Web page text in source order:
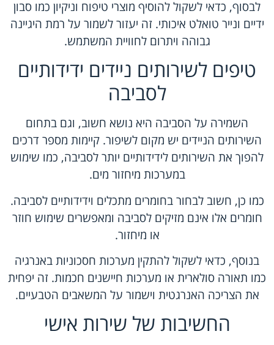
לבסוף, כדאי לשקול להוסיף מוצרי טיפוח וניקיון כמו סבון
ידיים ונייר טואלט איכותי. זה יעזור לשמור על רמת היגיינה
גבוהה ויתרום לחוויית המשתמש.
טיפים לשירותים ניידים ידידותיים
לסביבה
השמירה על הסביבה היא נושא חשוב, וגם בתחום
השירותים הניידים יש מקום לשיפור. קיימות מספר דרכים
להפוך את השירותים לידידותיים יותר לסביבה, כמו שימוש
במערכות מיחזור מים.
כמו כן, חשוב לבחור בחומרים מתכלים וידידותיים לסביבה.
חומרים אלו אינם מזיקים לסביבה ומאפשרים שימוש חוזר
או מיחזור.
בנוסף, כדאי לשקול להתקין מערכות חסכוניות באנרגיה
כמו תאורה סולארית או מערכות חיישנים חכמות. זה יפחית
את הצריכה האנרגטית וישמור על המשאבים הטבעיים.
החשיבות של שירות אישי